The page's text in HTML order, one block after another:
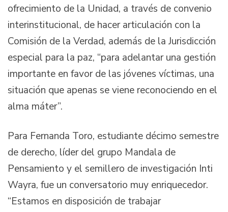
ofrecimiento de la Unidad, a través de convenio
interinstitucional, de hacer articulación con la
Comisión de la Verdad, además de la Jurisdicción
especial para la paz, “para adelantar una gestión
importante en favor de las jóvenes víctimas, una
situación que apenas se viene reconociendo en el
alma máter”.
Para Fernanda Toro, estudiante décimo semestre
de derecho, líder del grupo Mandala de
Pensamiento y el semillero de investigación Inti
Wayra, fue un conversatorio muy enriquecedor.
“Estamos en disposición de trabajar